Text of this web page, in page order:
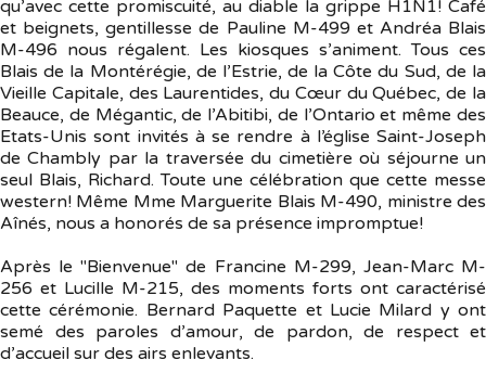
qu’avec cette promiscuité, au diable la grippe H1N1! Café
et beignets, gentillesse de Pauline M-499 et Andréa Blais
M-496 nous régalent. Les kiosques s’animent. Tous ces
Blais de la Montérégie, de l’Estrie, de la Côte du Sud, de la
Vieille Capitale, des Laurentides, du Cœur du Québec, de la
Beauce, de Mégantic, de l’Abitibi, de l’Ontario et même des
Etats-Unis sont invités à se rendre à l’église Saint-Joseph
de Chambly par la traversée du cimetière où séjourne un
seul Blais, Richard. Toute une célébration que cette messe
western! Même Mme Marguerite Blais M-490, ministre des
Aînés, nous a honorés de sa présence impromptue!
Après le "Bienvenue" de Francine M-299, Jean-Marc M-
256 et Lucille M-215, des moments forts ont caractérisé
cette cérémonie. Bernard Paquette et Lucie Milard y ont
semé des paroles d’amour, de pardon, de respect et
d’accueil sur des airs enlevants.